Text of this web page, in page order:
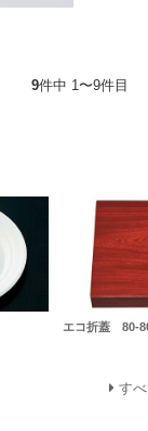
9件中 1〜9件目
エコ折蓋 80-
す